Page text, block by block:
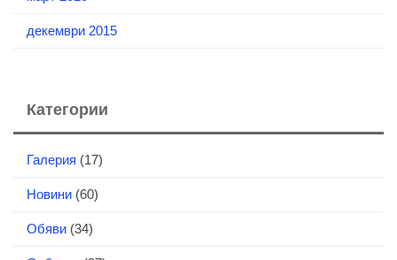
декември 2015
Категории
Галерия (17)
Новини (60)
Обяви (34)